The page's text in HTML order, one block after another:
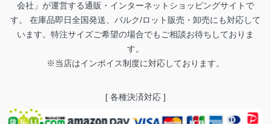
会社」が運営する通販・インターネットショッピングサイトで
す。 在庫品即日全国発送、バルク/ロット販売・卸売にも対応して
います。特注サイズご希望の場合でもご相談お待ちしておりま
す。
※当店はインボイス制度に対応しております。
[ 各種決済対応 ]